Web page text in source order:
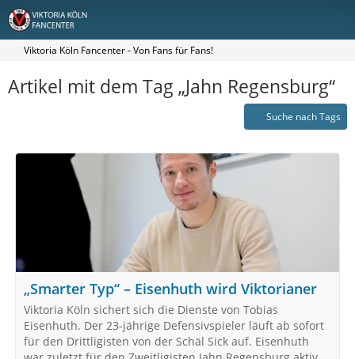
Viktoria Köln Fancenter - Von Fans für Fans!
Artikel mit dem Tag „Jahn Regensburg“
Suche nach Tags
„Smarter Typ“ – Eisenhuth wird Viktorianer
Viktoria Köln sichert sich die Dienste von Tobias
Eisenhuth. Der 23-jährige Defensivspieler läuft ab sofort
für den Drittligisten von der Schäl Sick auf. Eisenhuth